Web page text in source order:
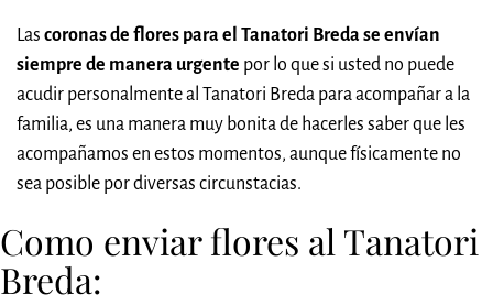
Las coronas de flores para el Tanatori Breda se envían
siempre de manera urgente por lo que si usted no puede
acudir personalmente al Tanatori Breda para acompañar a la
familia, es una manera muy bonita de hacerles saber que les
acompañamos en estos momentos, aunque físicamente no
sea posible por diversas circunstacias.
Como enviar flores al Tanatori
Breda: